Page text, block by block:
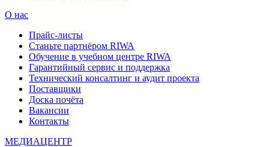
О нас
Прайс-листы
Станьте партнёром RIWA
Обучение в учебном центре RIWA
Гарантийный сервис и поддержка
Технический консалтинг и аудит проекта
Поставщики
Доска почёта
Вакансии
Контакты
МЕДИАЦЕНТР